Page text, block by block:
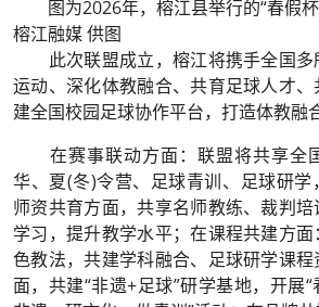
图为2026年，榕江县举行的“春假杯
榕江融媒 供图
此次联盟成立，榕江将携手全国多
运动、深化体教融合、共育足球人才
建全国校园足球协作平台，打造体教融
在赛事联动方面：联盟将共享全
华、夏(冬)令营、足球青训、足球研学
师资共育方面，共享名师教练、裁判
学习，提升教学水平；在课程共建方
色教法，共建学科融合、足球研学课
面，共建“非遗+足球”研学基地，开展